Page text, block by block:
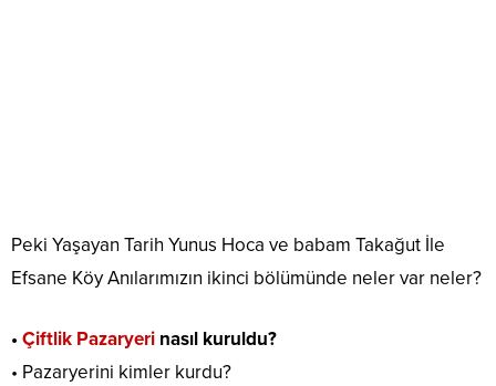
Peki Yaşayan Tarih Yunus Hoca ve babam Takağut İle
Efsane Köy Anılarımızın ikinci bölümünde neler var neler?
• Çiftlik Pazaryeri nasıl kuruldu?
• Pazaryerini kimler kurdu?